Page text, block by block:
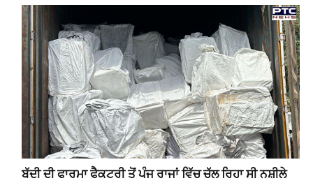
ਬੱਦੀ ਦੀ ਫਾਰਮਾ ਫੈਕਟਰੀ ਤੋਂ ਪੰਜ ਰਾਜਾਂ ਵਿੱਚ ਚੱਲ ਰਿਹਾ ਸੀ ਨਸ਼ੀਲੇ